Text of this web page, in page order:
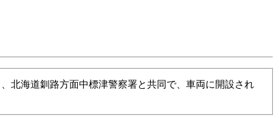
北海道釧路方面中標津警察署と共同で、車両に開設され